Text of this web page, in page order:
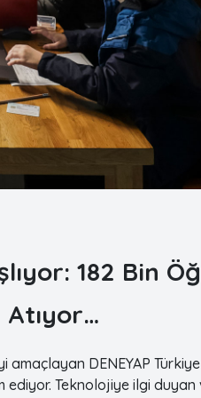
182 Bin
Atıyor…
amaçlayan DENEYAP
ediyor. Teknolojiye ilgi